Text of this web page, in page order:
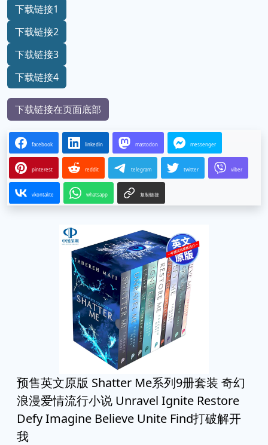
下载链接1
下载链接2
下载链接3
下载链接4
下载链接在页面底部
facebook linkedin mastodon messenger
pinterest reddit telegram twitter viber
vkontakte whatsapp 复制链接
预售英文原版 Shatter Me系列9册套装 奇幻
浪漫爱情流行小说 Unravel Ignite Restore
Defy Imagine Believe Unite Find打破解开
我